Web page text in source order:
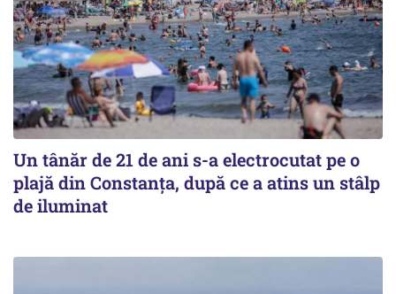
Un tânăr de 21 de ani s-a electrocutat pe o
plajă din Constanța, după ce a atins un stâlp
de iluminat